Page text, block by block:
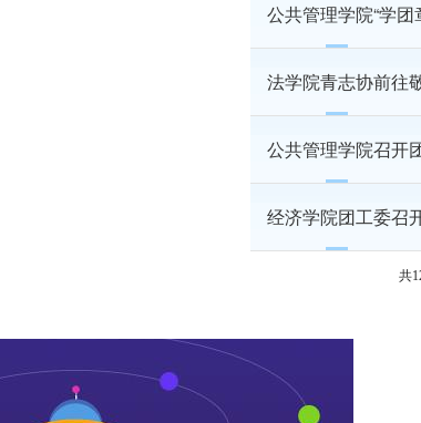
公共管理学院“学
法学院青志协前往
公共管理学院召开
经济学院团工委召
共